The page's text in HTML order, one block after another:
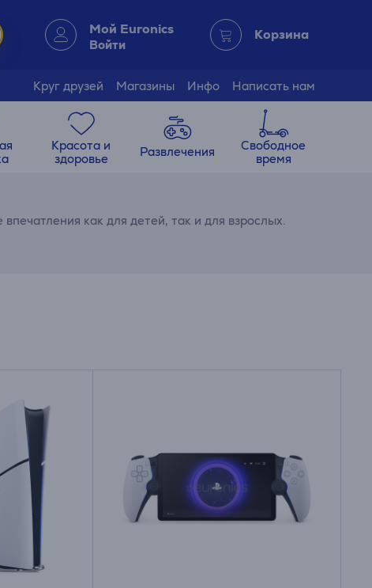
Мой Euronics
Войти
Корзина
Круг друзей Магазины Инфо Написать нам
Красота и
здоровье
Развлечения
Свободное
время
как для детей, так и для взрослых.